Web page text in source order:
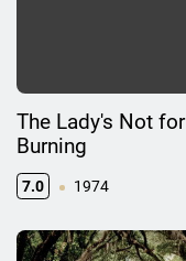
The Lady's Not for
Burning
7.0 1974